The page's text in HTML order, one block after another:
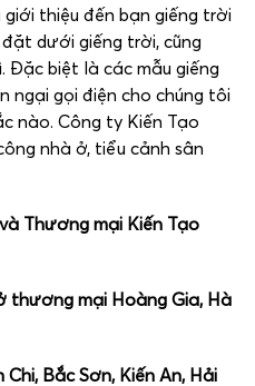
thiệu đến bạn giếng trời
đặt dưới giếng trời, cũng
Đặc biệt là các mẫu giếng
ngại gọi điện cho chúng tôi
nào. Công ty Kiến Tạo
nhà ở, tiểu cảnh sân
Thương mại Kiến Tạo
thương mại Hoàng Gia, Hà
Bắc Sơn, Kiến An, Hải